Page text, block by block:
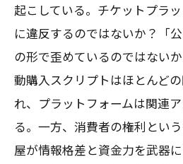
起こしている。チケットプラ
に違反するのではないか？「
の形で歪めているのではない
動購入スクリプトはほとんど
れ、プラットフォームは関連
る。一方、消費者の権利とい
屋が情報格差と資金力を武器